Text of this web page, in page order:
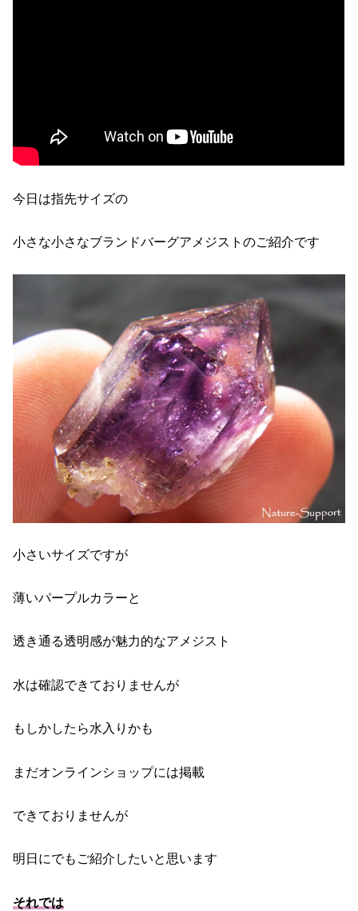
今日は指先サイズの
小さな小さなブランドバーグアメジストのご紹介です
小さいサイズですが
薄いパープルカラーと
透き通る透明感が魅力的なアメジスト
水は確認できておりませんが
もしかしたら水入りかも
まだオンラインショップには掲載
できておりませんが
明日にでもご紹介したいと思います
それでは